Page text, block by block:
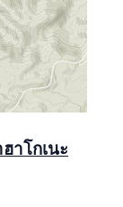
าโกเนะ